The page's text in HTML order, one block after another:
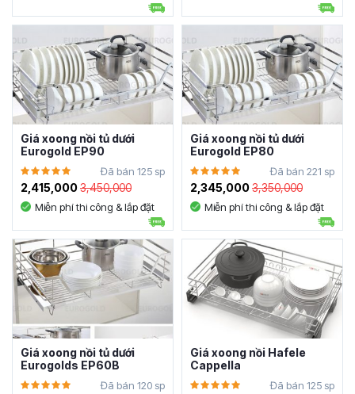
Giá xoong nồi tủ dưới
Eurogold EP90
Đã bán 125 sp
2,415,0003,450,000
Miễn phí thi công & lắp đặt
Giá xoong nồi tủ dưới
Eurogold EP80
Đã bán 221 sp
2,345,0003,350,000
Miễn phí thi công & lắp đặt
Giá xoong nồi tủ dưới
Eurogolds EP60B
Đã bán 120 sp
Giá xoong nồi Hafele
Cappella
Đã bán 125 sp